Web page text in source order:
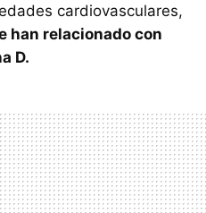
cardiovasculares,
han relacionado con
D.